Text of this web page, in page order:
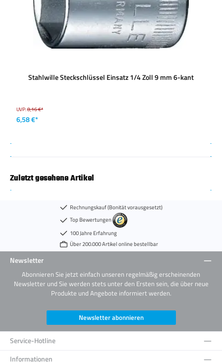
Stahlwille Steckschlüssel Einsatz 1/4 Zoll 9 mm 6-kant
UVP:8,16 €*
6,58 €*
Zuletzt gesehene Artikel
Rechnungskauf (Bonität vorausgesetzt)
Top Bewertungen
100 Jahre Erfahrung
Über 200.000 Artikel online bestellbar
Newsletter
Abonnieren Sie jetzt einfach unseren regelmäßig erscheinenden
Newsletter und Sie werden stets unter den Ersten sein, die über neue
Produkte und Angebote informiert werden.
Newsletter abonnieren
Service-Hotline
Informationen